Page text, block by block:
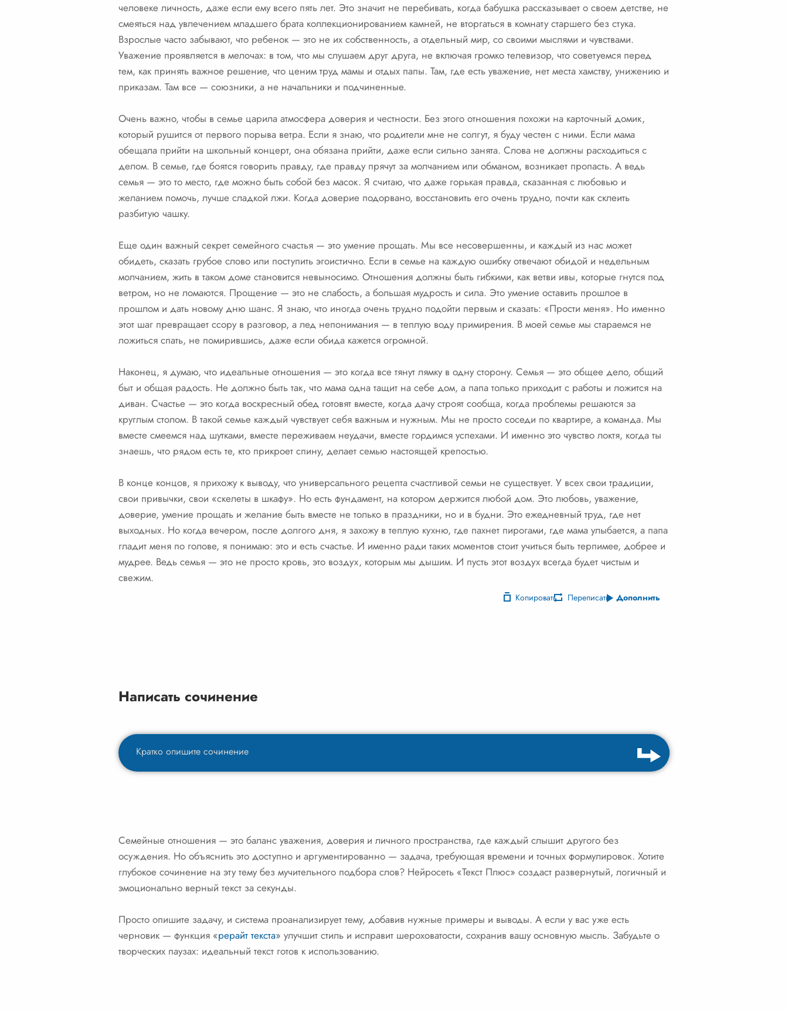
человеке личность, даже если ему всего пять лет. Это значит не перебивать, когда бабушка рассказывает о своем детстве, не
смеяться над увлечением младшего брата коллекционированием камней, не вторгаться в комнату старшего без стука.
Взрослые часто забывают, что ребенок — это не их собственность, а отдельный мир, со своими мыслями и чувствами.
Уважение проявляется в мелочах: в том, что мы слушаем друг друга, не включая громко телевизор, что советуемся перед
тем, как принять важное решение, что ценим труд мамы и отдых папы. Там, где есть уважение, нет места хамству, унижению и
приказам. Там все — союзники, а не начальники и подчиненные.
Очень важно, чтобы в семье царила атмосфера доверия и честности. Без этого отношения похожи на карточный домик,
который рушится от первого порыва ветра. Если я знаю, что родители мне не солгут, я буду честен с ними. Если мама
обещала прийти на школьный концерт, она обязана прийти, даже если сильно занята. Слова не должны расходиться с
делом. В семье, где боятся говорить правду, где правду прячут за молчанием или обманом, возникает пропасть. А ведь
семья — это то место, где можно быть собой без масок. Я считаю, что даже горькая правда, сказанная с любовью и
желанием помочь, лучше сладкой лжи. Когда доверие подорвано, восстановить его очень трудно, почти как склеить
разбитую чашку.
Еще один важный секрет семейного счастья — это умение прощать. Мы все несовершенны, и каждый из нас может
обидеть, сказать грубое слово или поступить эгоистично. Если в семье на каждую ошибку отвечают обидой и недельным
молчанием, жить в таком доме становится невыносимо. Отношения должны быть гибкими, как ветви ивы, которые гнутся под
ветром, но не ломаются. Прощение — это не слабость, а большая мудрость и сила. Это умение оставить прошлое в
прошлом и дать новому дню шанс. Я знаю, что иногда очень трудно подойти первым и сказать: «Прости меня». Но именно
этот шаг превращает ссору в разговор, а лед непонимания — в теплую воду примирения. В моей семье мы стараемся не
ложиться спать, не помирившись, даже если обида кажется огромной.
Наконец, я думаю, что идеальные отношения — это когда все тянут лямку в одну сторону. Семья — это общее дело, общий
быт и общая радость. Не должно быть так, что мама одна тащит на себе дом, а папа только приходит с работы и ложится на
диван. Счастье — это когда воскресный обед готовят вместе, когда дачу строят сообща, когда проблемы решаются за
круглым столом. В такой семье каждый чувствует себя важным и нужным. Мы не просто соседи по квартире, а команда. Мы
вместе смеемся над шутками, вместе переживаем неудачи, вместе гордимся успехами. И именно это чувство локтя, когда ты
знаешь, что рядом есть те, кто прикроет спину, делает семью настоящей крепостью.
В конце концов, я прихожу к выводу, что универсального рецепта счастливой семьи не существует. У всех свои традиции,
свои привычки, свои «скелеты в шкафу». Но есть фундамент, на котором держится любой дом. Это любовь, уважение,
доверие, умение прощать и желание быть вместе не только в праздники, но и в будни. Это ежедневный труд, где нет
выходных. Но когда вечером, после долгого дня, я захожу в теплую кухню, где пахнет пирогами, где мама улыбается, а папа
гладит меня по голове, я понимаю: это и есть счастье. И именно ради таких моментов стоит учиться быть терпимее, добрее и
мудрее. Ведь семья — это не просто кровь, это воздух, которым мы дышим. И пусть этот воздух всегда будет чистым и
свежим.
Копировать Переписать Дополнить
Написать сочинение
Семейные отношения — это баланс уважения, доверия и личного пространства, где каждый слышит другого без
осуждения. Но объяснить это доступно и аргументированно — задача, требующая времени и точных формулировок. Хотите
глубокое сочинение на эту тему без мучительного подбора слов? Нейросеть «Текст Плюс» создаст развернутый, логичный и
эмоционально верный текст за секунды.
Просто опишите задачу, и система проанализирует тему, добавив нужные примеры и выводы. А если у вас уже есть
черновик — функция «рерайт текста» улучшит стиль и исправит шероховатости, сохранив вашу основную мысль. Забудьте о
творческих паузах: идеальный текст готов к использованию.